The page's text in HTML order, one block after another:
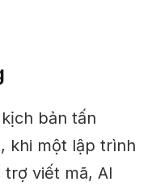
bản tấn
khi một lập trình
trợ viết mã, AI